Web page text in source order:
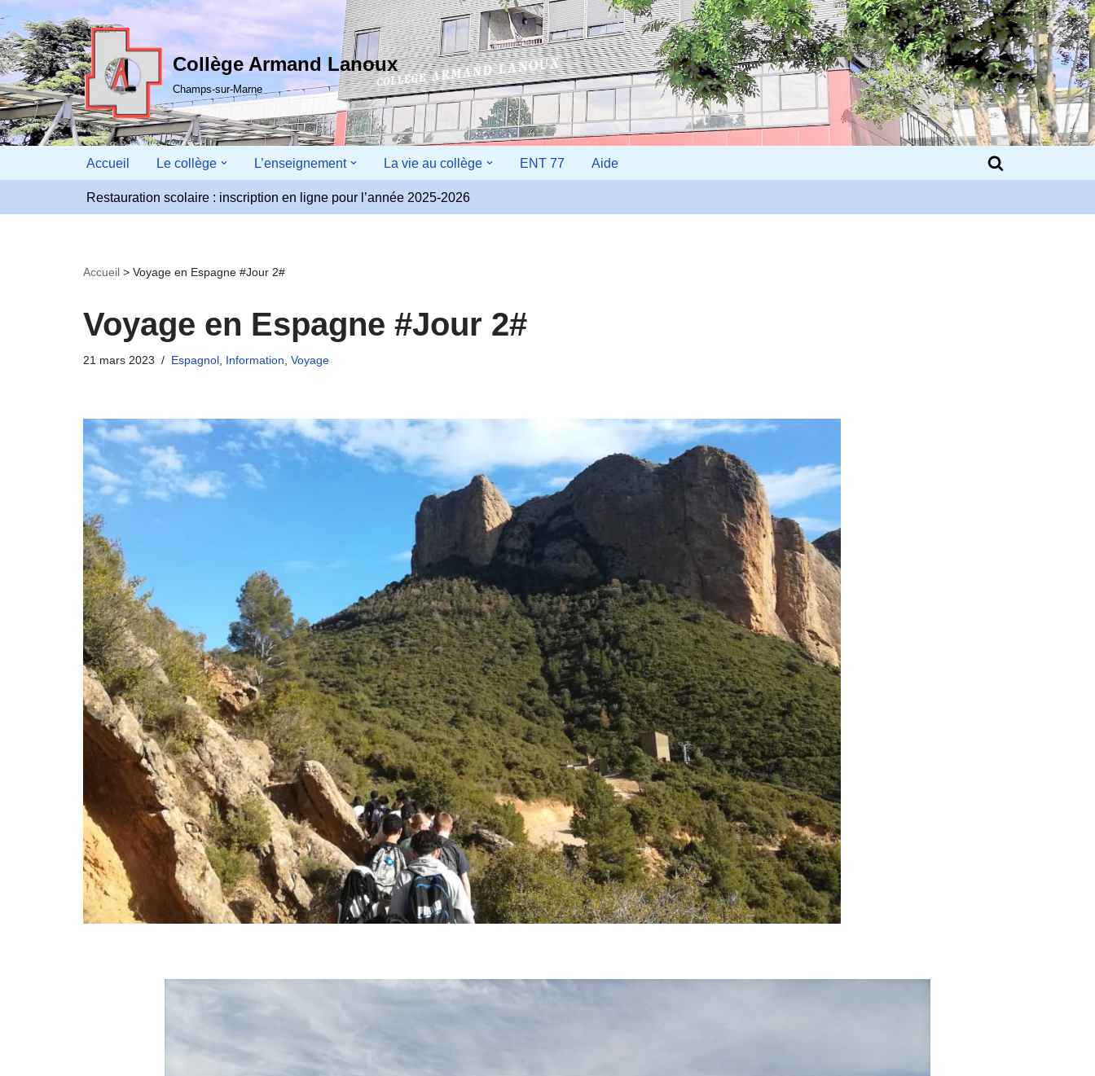
Aller
au
contenu
Collège Armand Lanoux
Champs-sur-Marne
Accueil Le collège L’enseignement La vie au collège ENT 77 Aide
Restauration scolaire : inscription en ligne pour l’année 2025-2026
Accueil > Voyage en Espagne #Jour 2#
Voyage en Espagne #Jour 2#
21 mars 2023 Espagnol Information Voyage